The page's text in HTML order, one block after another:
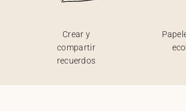
Crear y
compartir
recuerdos